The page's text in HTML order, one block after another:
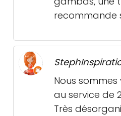
recommande
Nous
au service de
Très